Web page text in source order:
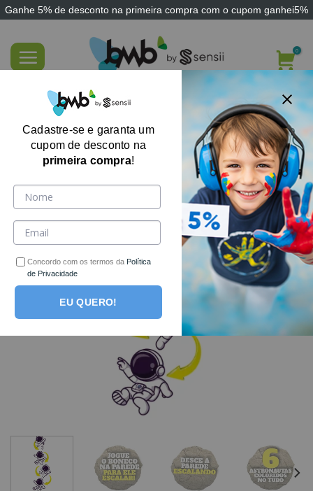
Ganhe 5% de desconto na primeira compra com o cupom ganhei5%
content
Astronautas Deslizantes no Tubo
Cadastre-se e garanta um
cupom de desconto na
primeira compra!
Concordo com os termos da Política
de Privacidade
EU QUERO!